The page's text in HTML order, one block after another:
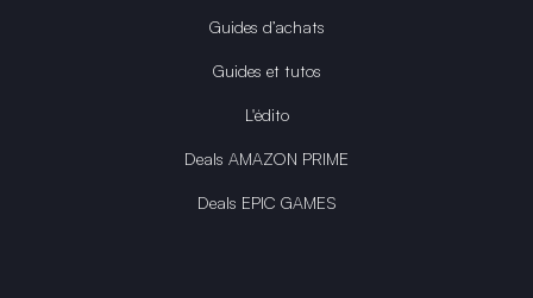
Guides d’achats
Guides et tutos
L'édito
Deals AMAZON PRIME
Deals EPIC GAMES